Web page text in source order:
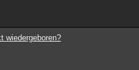
wiedergeboren?